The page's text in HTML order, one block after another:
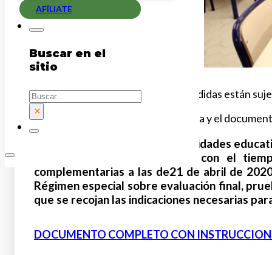
AFÍLIATE
Buscar en el
sitio
Buscar
×
Recordamos que algunas de las medidas están
Te enviamos la Resolución publicada y el
La posible autorización de actividades
de que los centros cuenten con el
complementarias a las de21 de abril de
Régimen especial sobre evaluación final,
que se recojan las indicaciones necesarias
DOCUMENTO COMPLETO CON